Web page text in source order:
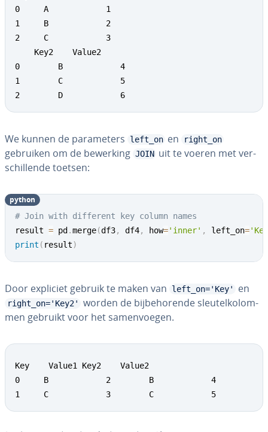
0     A            1
1     B            2
2     C            3
    Key2    Value2
0        B            4
1        C            5
2        D            6
We kunnen de pa­ra­me­ters left_on en right_on
gebruiken om de bewerking JOIN uit te voeren met ver­
schil­len­de toetsen:
# Join with different key column names
result = pd .merge(df3, df4, how='inner' , left_on=
print ( result)
python
Door expliciet gebruik te maken van left_on='Key' en
right_on='Key2'
worden de bij­be­ho­ren­de sleu­tel­ko­lom­
men gebruikt voor het sa­men­voe­gen.
Key    Value1 Key2    Value2
0     B            2        B            4
1     C            3        C            5